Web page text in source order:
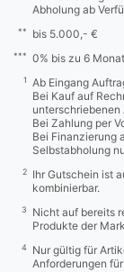
Abholung ab
** bis 5.000,- €
*** 0% bis zu 6
1
Ab Eingang
Bei Kauf auf
Bei Zahlung per
Bei Finanzierung
Selbstabholung
2
Ihr Gutschein ist
kombinierbar.
3
Nicht auf bereits
Produkte der
4
Nur gültig für
Anforderungen